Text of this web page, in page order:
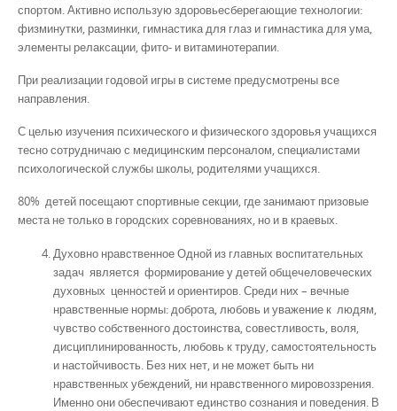
спортом. Активно использую здоровьесберегающие технологии:
физминутки, разминки, гимнастика для глаз и гимнастика для ума,
элементы релаксации, фито- и витаминотерапии.
При реализации годовой игры в системе предусмотрены все
направления.
С целью изучения психического и физического здоровья учащихся
тесно сотрудничаю с медицинским персоналом, специалистами
психологической службы школы, родителями учащихся.
80% детей посещают спортивные секции, где занимают призовые
места не только в городских соревнованиях, но и в краевых.
Духовно нравственное Одной из главных воспитательных
задач является формирование у детей общечеловеческих
духовных ценностей и ориентиров. Среди них – вечные
нравственные нормы: доброта, любовь и уважение к людям,
чувство собственного достоинства, совестливость, воля,
дисциплинированность, любовь к труду, самостоятельность
и настойчивость. Без них нет, и не может быть ни
нравственных убеждений, ни нравственного мировоззрения.
Именно они обеспечивают единство сознания и поведения. В